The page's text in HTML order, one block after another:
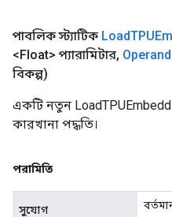
পাবলিক স্ট্যাটিক Load
<Float> প্যারামিটার, Operand
বিকল্প)
একটি নতুন
কারখানা পদ্ধতি।
পরামিতি
সুযোগ